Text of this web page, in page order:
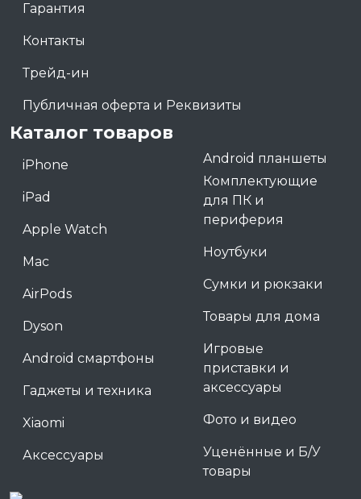
Гарантия
Контакты
Трейд-ин
Публичная оферта и Реквизиты
Каталог товаров
iPhone
iPad
Apple Watch
Mac
AirPods
Dyson
Android смартфоны
Гаджеты и техника
Xiaomi
Аксессуары
Android планшеты
Комплектующие
для ПК и
периферия
Ноутбуки
Сумки и рюкзаки
Товары для дома
Игровые
приставки и
аксессуары
Фото и видео
Уценённые и Б/У
товары